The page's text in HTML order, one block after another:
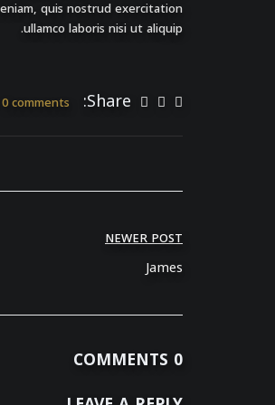
quis nostrud exercitation
ullamco laboris nisi ut aliquip.
0 comments Share:
NEWER POST
James
0 COMMENTS